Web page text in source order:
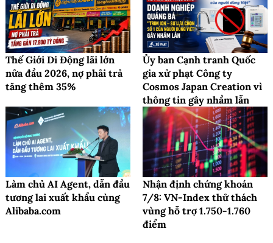
Thế Giới Di Động lãi lớn
nửa đầu 2026, nợ phải trả
tăng thêm 35%
Ủy ban Cạnh tranh Quốc
gia xử phạt Công ty
Cosmos Japan Creation vì
thông tin gây nhầm lẫn
Làm chủ AI Agent, dẫn đầu
tương lai xuất khẩu cùng
Alibaba.com
Nhận định chứng khoán
7/8: VN-Index thử thách
vùng hỗ trợ 1.750-1.760
điểm